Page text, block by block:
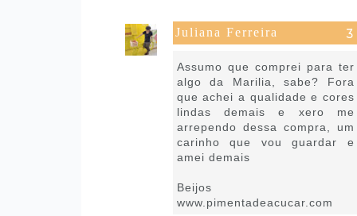
Juliana Ferreira
Assumo que comprei para ter
algo da Marilia, sabe? Fora
que achei a qualidade e cores
lindas demais e xero me
arrependo dessa compra, um
carinho que vou guardar e
amei demais
Beijos
www.pimentadeacucar.com